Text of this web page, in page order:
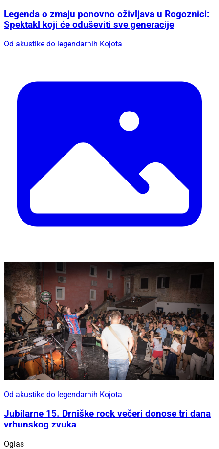
Legenda o zmaju ponovno oživljava u Rogoznici:
Spektakl koji će oduševiti sve generacije
Od akustike do legendarnih Kojota
Od akustike do legendarnih Kojota
Jubilarne 15. Drniške rock večeri donose tri dana
vrhunskog zvuka
Oglas